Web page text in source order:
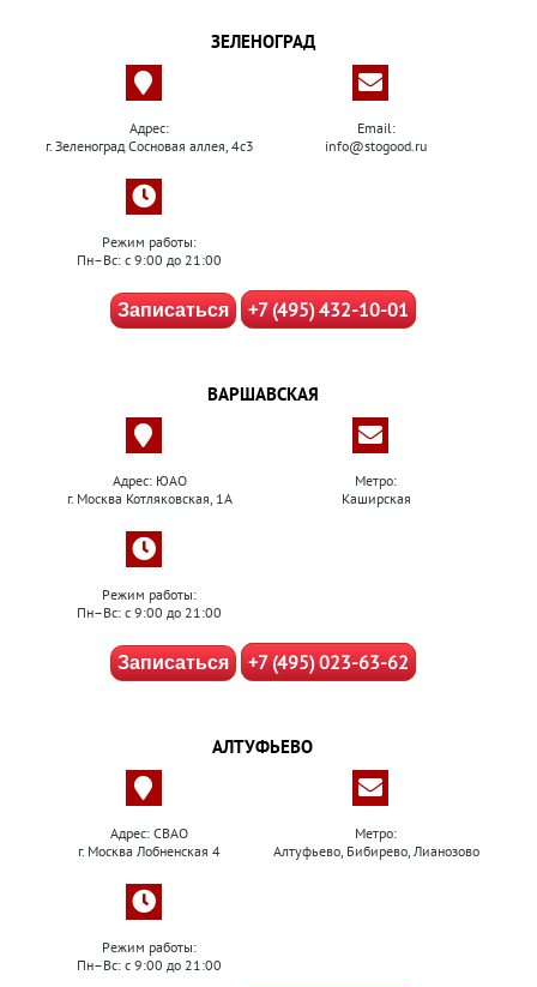
ЗЕЛЕНОГРАД
Адрес:
г. Зеленоград Сосновая аллея, 4с3
Email:
info@stogood.ru
Режим работы:
Пн–Вс: с 9:00 до 21:00
Записаться +7 (495) 432-10-01
ВАРШАВСКАЯ
Адрес: ЮАО
г. Москва Котляковская, 1А
Метро:
Каширская
Режим работы:
Пн–Вс: с 9:00 до 21:00
Записаться +7 (495) 023-63-62
АЛТУФЬЕВО
Адрес: СВАО
г. Москва Лобненская 4
Метро:
Алтуфьево, Бибирево, Лианозово
Режим работы:
Пн–Вс: с 9:00 до 21:00